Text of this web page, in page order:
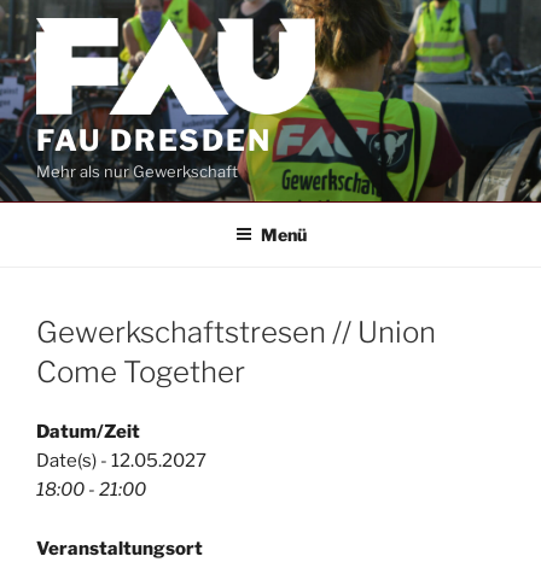
Zum
Inhalt
springen
FAU DRESDEN
Mehr als nur Gewerkschaft
Menü
Gewerkschaftstresen // Union
Come Together
Datum/Zeit
Date(s) - 12.05.2027
18:00 - 21:00
Veranstaltungsort